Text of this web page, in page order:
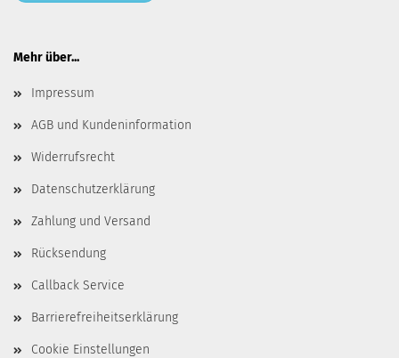
Mehr über...
Impressum
AGB und Kundeninformation
Widerrufsrecht
Datenschutzerklärung
Zahlung und Versand
Rücksendung
Callback Service
Barrierefreiheitserklärung
Cookie Einstellungen